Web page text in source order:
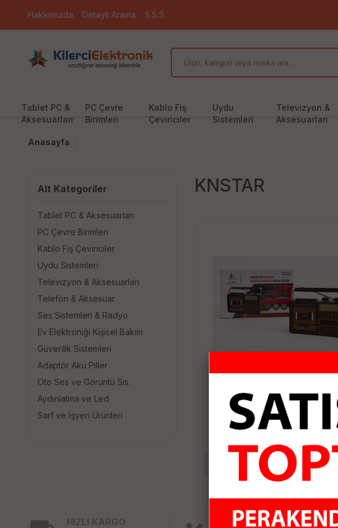
Hakkımızda Detaylı Arama S.S.S.
Tablet PC &
Aksesuarları
PC Çevre
Birimleri
Kablo Fiş
Çeviriciler
Uydu
Sistemleri
Televizyon &
Aksesuarları
Anasayfa
Alt Kategoriler
Tablet PC & Aksesuarları
PC Çevre Birimleri
Kablo Fiş Çeviriciler
Uydu Sistemleri
Televizyon & Aksesuarları
Telefon & Aksesuar
Ses Sistemleri & Radyo
Ev Elektroniği Kişisel Bakım
Güvenlik Sistemleri
Adaptör Akü Piller
Oto Ses ve Görüntü Sis.
Aydınlatma ve Led
Sarf ve İşyeri Ürünleri
KNSTAR
Bluetooth'lu Kaset Çalar +
Usb+Sd+Fm Radyo
1,002.75 TL
Sepete Ekle
HIZLI KARGO
KAMPANYALI